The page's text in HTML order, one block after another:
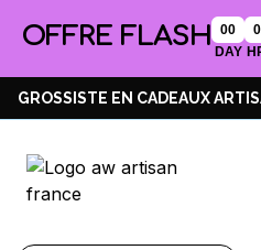
OFFRE FLASH
00
DAY
GROSSISTE EN CADEAUX